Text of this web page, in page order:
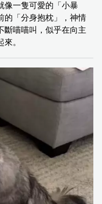
像一隻可愛的「小暴
的「分身抱枕」，神情
斷喵喵叫，似乎在向主
。